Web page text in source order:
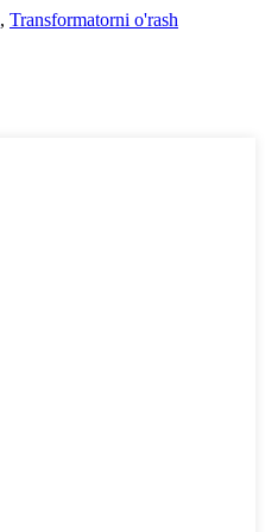
, Transformatorni o'rash